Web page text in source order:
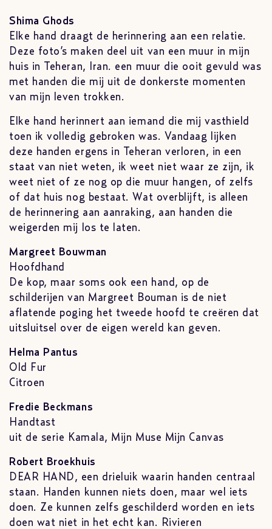
Shima Ghods
Elke hand draagt de herinnering aan een relatie.
Deze foto’s maken deel uit van een muur in mijn
huis in Teheran, Iran. een muur die ooit gevuld was
met handen die mij uit de donkerste momenten
van mijn leven trokken.
Elke hand herinnert aan iemand die mij vasthield
toen ik volledig gebroken was. Vandaag lijken
deze handen ergens in Teheran verloren, in een
staat van niet weten, ik weet niet waar ze zijn, ik
weet niet of ze nog op die muur hangen, of zelfs
of dat huis nog bestaat. Wat overblijft, is alleen
de herinnering aan aanraking, aan handen die
weigerden mij los te laten.
Margreet Bouwman
Hoofdhand
De kop, maar soms ook een hand, op de
schilderijen van Margreet Bouman is de niet
aflatende poging het tweede hoofd te creëren dat
uitsluitsel over de eigen wereld kan geven.
Helma Pantus
Old Fur
Citroen
Fredie Beckmans
Handtast
uit de serie Kamala, Mijn Muse Mijn Canvas
Robert Broekhuis
DEAR HAND, een drieluik waarin handen centraal
staan. Handen kunnen niets doen, maar wel iets
doen. Ze kunnen zelfs geschilderd worden en iets
doen wat niet in het echt kan. Rivieren